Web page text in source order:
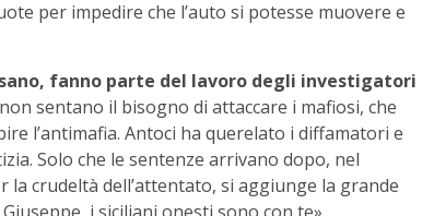
per impedire che l’auto si potesse muovere e
fanno parte del lavoro degli investigatori
sentano il bisogno di attaccare i mafiosi, che
l’antimafia. Antoci ha querelato i diffamatori e
Solo che le sentenze arrivano dopo, nel
crudeltà dell’attentato, si aggiunge la grande